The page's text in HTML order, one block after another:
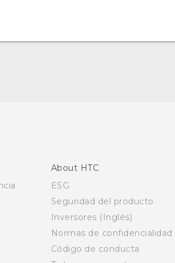
About HTC
ESG
Seguridad del producto
Inversores (Inglés)
Normas de confidencialidad
Código de conducta